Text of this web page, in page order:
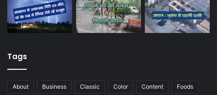
Tags
About Business Classic Color Content Foods